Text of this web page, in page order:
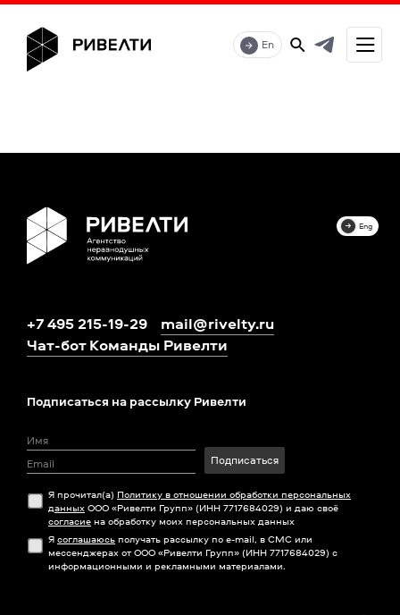
En
+7 495 215-19-29
mail@rivelty.ru
Чат-бот Команды Ривелти
Eng
Подписаться на рассылку Ривелти
Подписаться
Я прочитал(а) Политику в отношении обработки персональных
данных ООО «Ривелти Групп» (ИНН 7717684029) и даю своё
согласие на обработку моих персональных данных
Я соглашаюсь получать рассылку по e-mail, в СМС или
мессенджерах от ООО «Ривелти Групп» (ИНН 7717684029) с
информационными и рекламными материалами.